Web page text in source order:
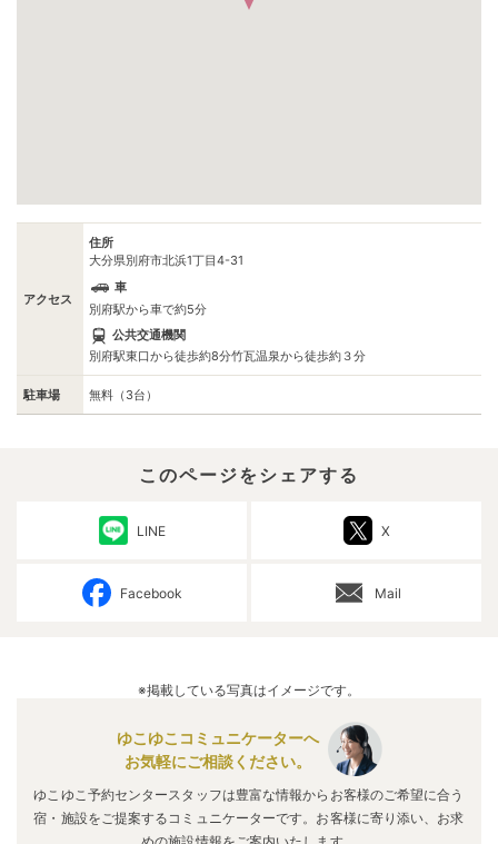
アクセス
住所
大分県別府市北浜1丁目4-31
車
別府駅から車で約5分
公共交通機関
別府駅東口から徒歩約8分竹瓦温泉から徒歩約３分
駐車場 無料（3台）
このページをシェアする
LINE X
Facebook Mail
※掲載している写真はイメージです。
ゆこゆこコミュニケーターへ
お気軽にご相談ください。
ゆこゆこ予約センタースタッフは豊富な情報からお客様のご希望に合う
宿・施設をご提案するコミュニケーターです。お客様に寄り添い、お求